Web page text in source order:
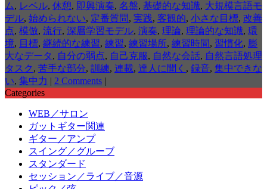
ム, レベル, 休憩, 即興演奏, 名盤, 基礎的な知識, 大規模言語モ
デル, 始められない, 定番質問, 実践, 客観的, 小さな目標, 改善
点, 模倣, 流行, 深層学習モデル, 演奏, 理論, 理論的な知識, 環
境, 目標, 継続的な練習, 練習, 練習場所, 練習時間, 習慣化, 膨
大なデータ , 自分の弱点, 自己克服, 自然な会話, 自然言語処理
タスク , 苦手な部分, 訓練, 連載, 達人に聞く , 録音, 集中できな
い, 集中力 | 2 Comments |
Categories
WEB／サロン
ガットギター関連
ギター／アンプ
スイング／グルーブ
スタンダード
セッション／ライブ／音源